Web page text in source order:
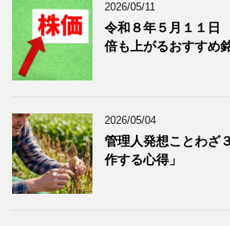
2026/05/11
令和８年５月１１
倍も上がるおすすめ
2026/05/04
管理人発想ことわざ
作する心得」